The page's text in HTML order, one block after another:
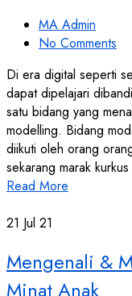
MA Admin
No Comments
Di era digital seperti
dapat dipelajari
satu bidang yang
modelling. Bidang
diikuti oleh orang
sekarang marak
Read More
21 Jul 21
Mengenali &
Minat Anak